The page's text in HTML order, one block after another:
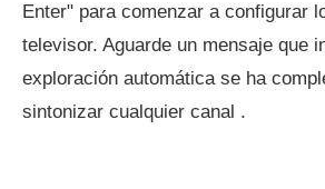
Enter" para comenzar a configurar
televisor. Aguarde un mensaje que
exploración automática se ha
sintonizar cualquier canal .